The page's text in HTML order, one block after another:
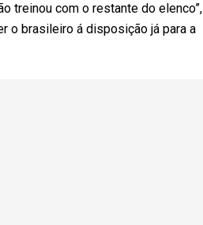
treinou com o restante do elenco”,
o brasileiro á disposição já para a